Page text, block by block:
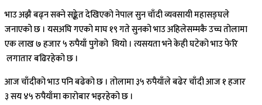
भाउ अझै बढ्न सक्ने सङ्केत देखिएको नेपाल सुन चाँदी व्यवसायी महासङ्घले
जनाएको छ । यसअघि गएको माघ १९ गते सुनको भाउ अहिलेसम्मकै उच्च तोलामा
एक लाख ७ हजार ५ रुपैयाँ पुगेको थियो । त्यसयता भने केही घटेको भाउ फेरि
लगातार बढिरहेको छ ।
आज चाँदीको भाउ पनि बढेको छ । तोलामा ३५ रुपैयाँले बढेर चाँदी आज १ हजार
३ सय ४५ रुपैयाँमा कारोबार भइरहेको छ ।